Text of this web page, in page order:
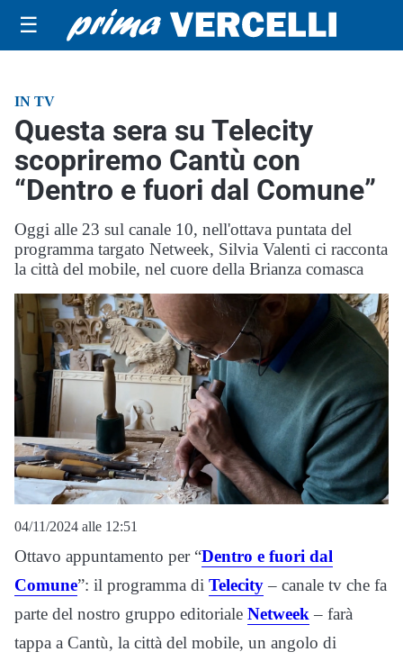
☰
IN TV
Questa sera su Telecity
scopriremo Cantù con
“Dentro e fuori dal Comune”
Oggi alle 23 sul canale 10, nell'ottava puntata del
programma targato Netweek, Silvia Valenti ci racconta
la città del mobile, nel cuore della Brianza comasca
04/11/2024 alle 12:51
Ottavo appuntamento per “Dentro e fuori dal
Comune”: il programma di Telecity– canale tv che fa
parte del nostro gruppo editoriale Netweek– farà
tappa a Cantù, la città del mobile, un angolo di